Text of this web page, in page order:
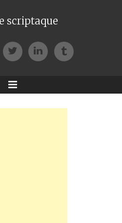
scriptaque
Google+TwitterLinkedIn
Tumblr
Menu